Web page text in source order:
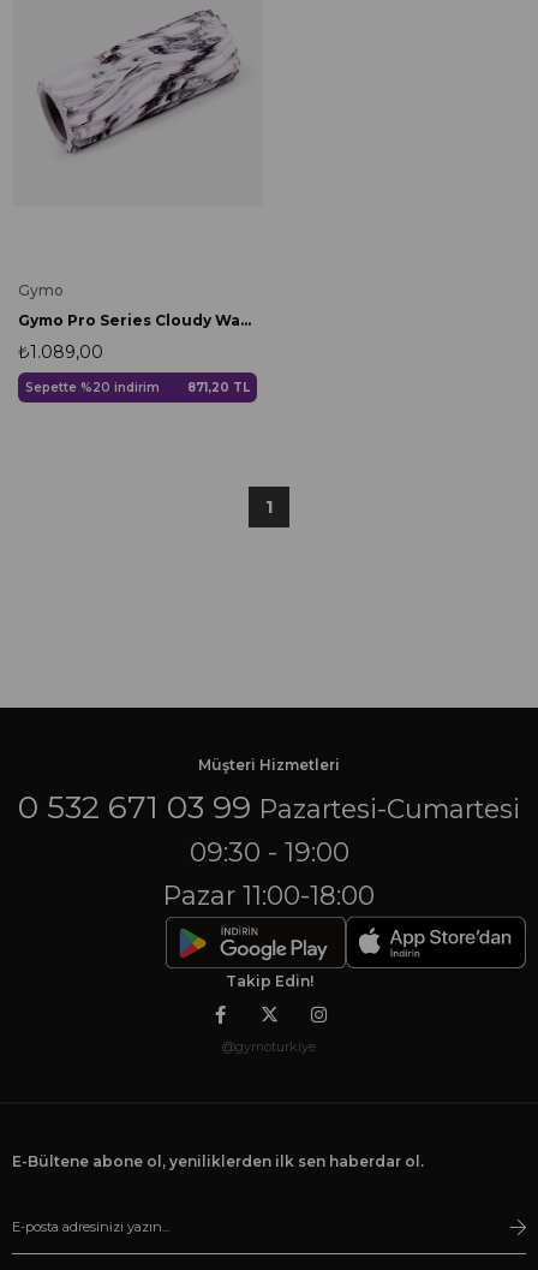
Gymo
Gymo Pro Series Cloudy Wavy Foam Roller Pilates Masaj Rulosu Siyah
₺1.089,00
Sepette %20 indirim 871,20 TL
1
Müşteri Hizmetleri
0 532 671 03 99 Pazartesi-Cumartesi
09:30 - 19:00
Pazar 11:00-18:00
Takip Edin!
@gymoturkiye
E-Bültene abone ol, yeniliklerden ilk sen haberdar ol.